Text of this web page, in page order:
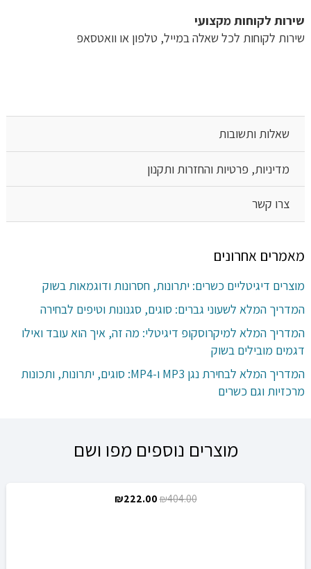
שירות לקוחות מקצועי
שירות לקוחות לכל שאלה במייל, טלפון או וואטסאפ
שאלות ותשובות
מדיניות, פרטיות והחזרות ותקנון
צרו קשר
מאמרים אחרונים
מוצרים דיגיטליים כשרים: יתרונות, חסרונות ודוגמאות בשוק
המדריך המלא לשעוני גברים: סוגים, סגנונות וטיפים לבחירה
המדריך המלא למיקרוסקופ דיגיטלי: מה זה, איך הוא עובד ואילו
דגמים מובילים בשוק
המדריך המלא לבחירת נגן MP3 ו-MP4: סוגים, יתרונות, ותכונות
מרכזיות וגם כשרים
מוצרים נוספים מפו ושם
₪404.00
המחיר ₪222.00
המחיר